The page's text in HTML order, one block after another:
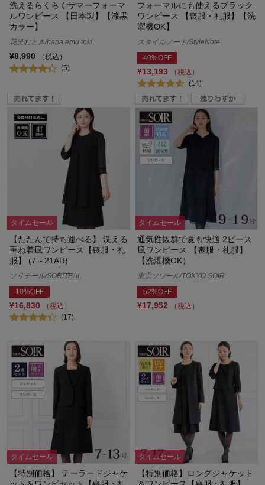
洗えるらくらくサマーフォーマ
ルワンピース 【日本製】【漆黒
カラー】
花笑むとき/hana emu toki
¥8,990
（税込）
(5)
フォーマルにも使えるブラック
ワンピース 【喪服・礼服】【洗
濯機OK】
スタイルノート/StyleNote
40%OFF
¥13,193
（税込）
(14)
タイムセール
【たたんで持ち運べる】 洗える
重ね着風ワンピース【喪服・礼
服】 (7～21AR)
ソリテール/SORITEAL
10%OFF
¥16,830
（税込）
(17)
タイムセール
通気性抜群で夏も快適 2ピース
風ワンピース 【喪服・礼服】
【洗濯機OK）
東京ソワール/TOKYO SOIR
52%OFF
¥17,952 （税込）
タイムセール
【特別価格】 テーラードジャケ
タイムセール
【特別価格】ロングジャケット